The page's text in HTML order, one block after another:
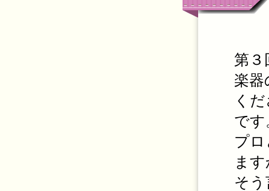
第３
楽
く
です
プ
ま
そ